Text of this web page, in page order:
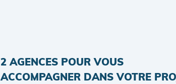
2 AGENCES POUR VOUS
ACCOMPAGNER DANS VOTRE